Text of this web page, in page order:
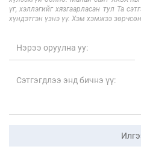
үг, хэллэгийг хязгаарласан тул Та
хүндэтгэн үзнэ үү. Хэм хэмжээ